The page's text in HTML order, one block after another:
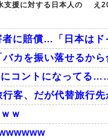
支援に対する日本人の
え
に賠償…「日本はド
カを振い落せるか
にコントになってる
客、だが代替旅行
ｗ